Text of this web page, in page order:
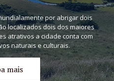
por abrigar dois
localizados dois dos maiores
atrativos a cidade conta com
naturais e culturais.
mais